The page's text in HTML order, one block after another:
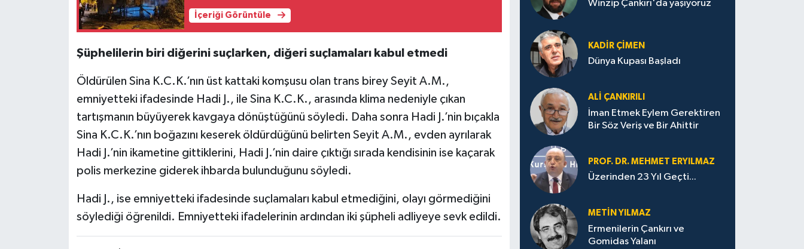
İçeriği Görüntüle
Şüphelilerin biri diğerini suçlarken, diğeri suçlamaları kabul etmedi
Öldürülen Sina K.C.K.’nın üst kattaki komşusu olan trans birey Seyit A.M.,
emniyetteki ifadesinde Hadi J., ile Sina K.C.K., arasında klima nedeniyle çıkan
tartışmanın büyüyerek kavgaya dönüştüğünü söyledi. Daha sonra Hadi J.’nin bıçakla
Sina K.C.K.’nın boğazını keserek öldürdüğünü belirten Seyit A.M., evden ayrılarak
Hadi J.’nin ikametine gittiklerini, Hadi J.’nin daire çıktığı sırada kendisinin ise kaçarak
polis merkezine giderek ihbarda bulunduğunu söyledi.
Hadi J., ise emniyetteki ifadesinde suçlamaları kabul etmediğini, olayı görmediğini
söylediği öğrenildi. Emniyetteki ifadelerinin ardından iki şüpheli adliyeye sevk edildi.
Winzip Çankırı'da yaşıyoruz
KADIR ÇIMEN
Dünya Kupası Başladı
ALI ÇANKIRILI
İman Etmek Eylem Gerektiren
Bir Söz Veriş ve Bir Ahittir
PROF. DR. MEHMET ERYILMAZ
Üzerinden 23 Yıl Geçti...
METIN YILMAZ
Ermenilerin Çankırı ve
Gomidas Yalanı